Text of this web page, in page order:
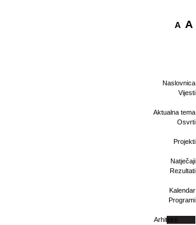
A A
Naslovnica
Vijesti
Aktualna tema
Osvrti
Projekti
Natječaji
Rezultati
Kalendar
Programi
Arhitekti